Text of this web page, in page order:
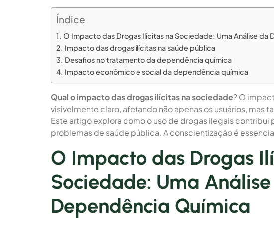
Índice
O Impacto das Drogas Ilícitas na Sociedade: Uma Análise da
Impacto das drogas ilícitas na saúde pública
Desafios no tratamento da dependência química
Impacto econômico e social da dependência química
Qual o impacto das drogas ilícitas na sociedade? O
visivelmente claro, afetando não apenas os usuários, mas
Este artigo explora como o uso de drogas ilegais contribui
problemas de saúde pública. A conscientização é
O Impacto das Drogas
Sociedade: Uma
Dependência Química